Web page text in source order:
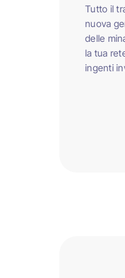
Tutto il
nuova
delle
la tua
ingenti